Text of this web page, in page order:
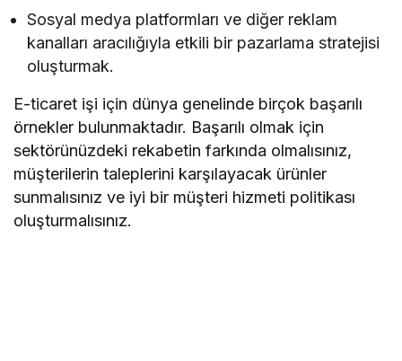
Sosyal medya platformları ve diğer reklam
kanalları aracılığıyla etkili bir pazarlama stratejisi
oluşturmak.
E-ticaret işi için dünya genelinde birçok başarılı
örnekler bulunmaktadır. Başarılı olmak için
sektörünüzdeki rekabetin farkında olmalısınız,
müşterilerin taleplerini karşılayacak ürünler
sunmalısınız ve iyi bir müşteri hizmeti politikası
oluşturmalısınız.